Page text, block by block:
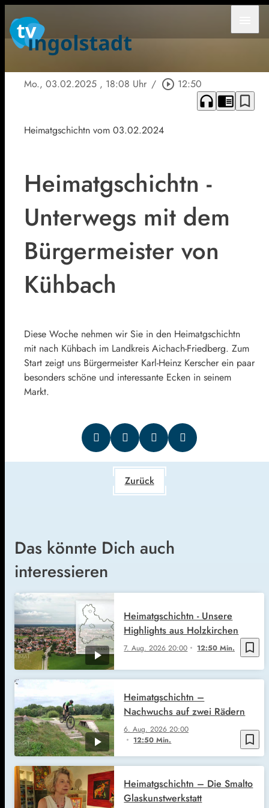
Mo., 03.02.2025 , 18:08 Uhr / play_circle_outline 12:50
headphones chrome_reader_mode bookmark_border
Heimatgschichtn vom 03.02.2024
Heimatgschichtn -
Unterwegs mit dem
Bürgermeister von
Kühbach
Diese Woche nehmen wir Sie in den Heimatgschichtn
mit nach Kühbach im Landkreis Aichach-Friedberg. Zum
Start zeigt uns Bürgermeister Karl-Heinz Kerscher ein paar
besonders schöne und interessante Ecken in seinem
Markt.
Zurück
Das könnte Dich auch
interessieren
bookmark_border
7. Aug. 202620:00 12:50 Min.
Heimatgschichtn - Unsere
Highlights aus Holzkirchen
bookmark_border
6. Aug. 202620:00
12:50 Min.
Heimatgschichtn –
Nachwuchs auf zwei Rädern
Heimatgschichtn – Die Smalto
Glaskunstwerkstatt